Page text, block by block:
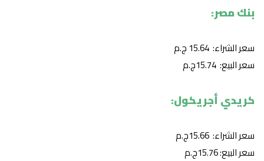
بنك مصر:
سعر الشراء: 15.64 ج.م
سعر البيع: 15.74ج.م
كريدي أجريكول:
سعر الشراء: 15.66ج.م
سعر البيع: 15.76ج.م